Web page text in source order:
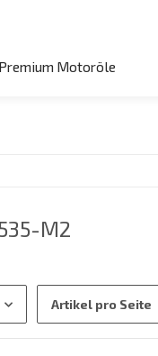
Premium Motoröle
M2
Artikel pro Seite